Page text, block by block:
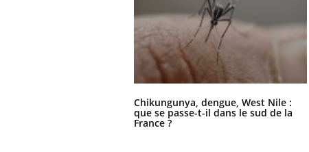
Chikungunya, dengue, West Nile :
que se passe-t-il dans le sud de la
France ?